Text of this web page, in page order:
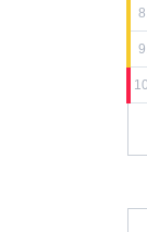
8.
9.